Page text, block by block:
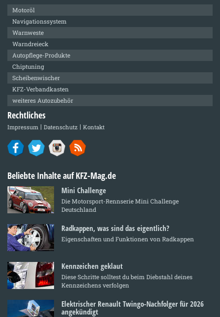
Motoröl
Navigationssystem
Warnweste
Warndreieck
Autopflege-Produkte
Chiptuning
Scheibenwischer
KFZ-Verbandkasten
weiteres Autozubehör
Rechtliches
Impressum Datenschutz Kontakt
Beliebte Inhalte auf KFZ-Mag.de
Mini Challenge
Die Motorsport-Rennserie Mini Challenge
Deutschland
Radkappen, was sind das eigentlich?
Eigenschaften und Funktionen von Radkappen
Kennzeichen geklaut
Diese Schritte solltest du beim Diebstahl deines
Kennzeichens verfolgen
Elektrischer Renault Twingo-Nachfolger für 2026
angekündigt